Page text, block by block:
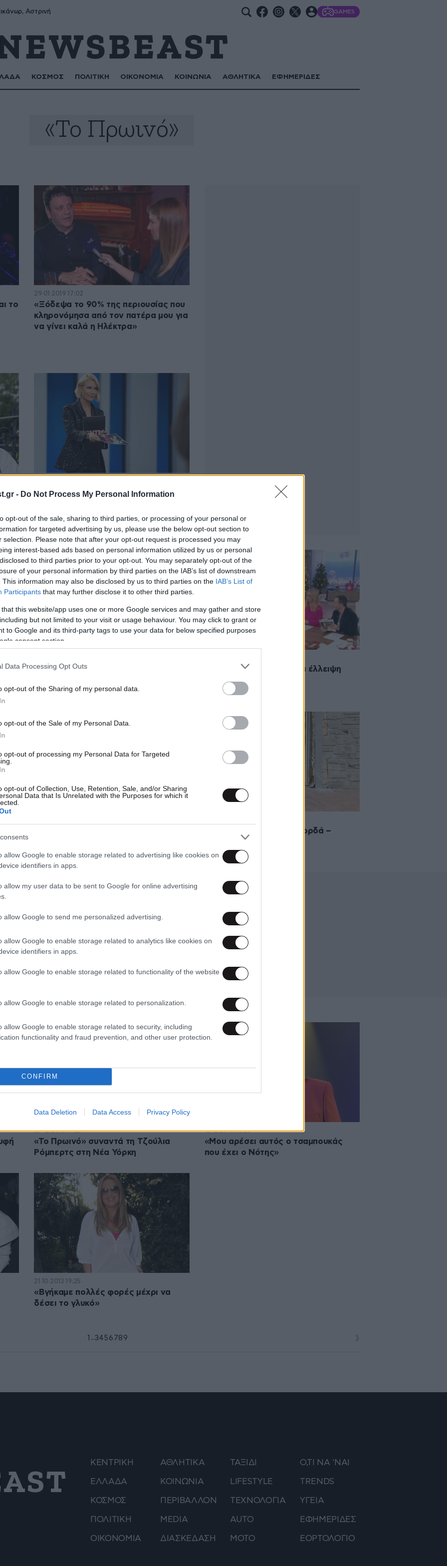
- Do Not Process My Personal Information
opt-out of the sale, sharing to third parties, or processing of your personal or
for targeted advertising by us, please use the below opt-out section to
selection. Please note that after your opt-out request is processed you may
interest-based ads based on personal information utilized by us or personal
to third parties prior to your opt-out. You may separately opt-out of the
of your personal information by third parties on the IAB’s list of downstream
This information may also be disclosed by us to third parties on the IAB’s List of
Participants that may further disclose it to other third parties.
that this website/app uses one or more Google services and may gather and store
but not limited to your visit or usage behaviour. You may click to grant or
to Google and its third-party tags to use your data for below specified purposes
consent section.
Data Processing Opt Outs
opt-out of the Sharing of my personal data.
opt-out of the Sale of my Personal Data.
opt-out of processing my Personal Data for Targeted
opt-out of Collection, Use, Retention, Sale, and/or Sharing
Data that Is Unrelated with the Purposes for which it
allow Google to enable storage related to advertising like cookies on
identifiers in apps.
allow my user data to be sent to Google for online advertising
allow Google to send me personalized advertising.
allow Google to enable storage related to analytics like cookies on
identifiers in apps.
allow Google to enable storage related to functionality of the website
allow Google to enable storage related to personalization.
allow Google to enable storage related to security, including
functionality and fraud prevention, and other user protection.
CONFIRM
Data Deletion Data Access Privacy Policy
Αστρινή GAMES
ΚΟΣΜΟΣ ΠΟΛΙΤΙΚΗ ΟΙΚΟΝΟΜΙΑ ΚΟΙΝΩΝΙΑ ΑΘΛΗΤΙΚΑ ΕΦΗΜΕΡΙΔΕΣ
«Το Πρωινό»
το
29·01·2019 17:02
«Ξόδεψα το 90% της περιουσίας που
κληρονόμησα από τον πατέρα μου για
να γίνει καλά η Ηλέκτρα»
«Ούτε πλαστικές έχουμε κάνει όλες,
στη
Η απάντηση της Λίτσας Πατέρα για το
«άναψε» φωτιές
«Βρωμάει αμορφωτίλα κι έλλειψη
κουλτούρας»
Τι τηλεθέαση έκαναν Σκορδά –
27·12·2013 17:23
«Το Πρωινό» συναντά τη Τζούλια
Ρόμπερτς στη Νέα Υόρκη
12·12·2013 18:23
«Μου αρέσει αυτός ο τσαμπουκάς
που έχει ο Νότης»
21·10·2013 19:25
«Βγήκαμε πολλές φορές μέχρι να
δέσει το γλυκό»
1 ...34 5 6 78 9
ΚΕΝΤΡΙΚΗ
ΕΛΛΑΔΑ
ΚΟΣΜΟΣ
ΠΟΛΙΤΙΚΗ
ΟΙΚΟΝΟΜΙΑ
ΑΘΛΗΤΙΚΑ
ΚΟΙΝΩΝΙΑ
ΠΕΡΙΒΑΛΛΟΝ
MEDIA
ΔΙΑΣΚΕΔΑΣΗ
ΤΑΞΙΔΙ
LIFESTYLE
ΤΕΧΝΟΛΟΓΙΑ
AUTO
ΜΟΤΟ
Ο,ΤΙ ΝΑ 'ΝΑΙ
TRENDS
ΥΓΕΙΑ
ΕΦΗΜΕΡΙΔΕΣ
ΕΟΡΤΟΛΟΓΙΟ